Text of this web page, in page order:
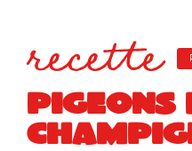
recette
PIGEONS